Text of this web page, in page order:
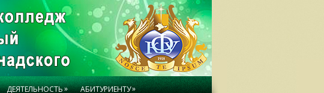
ДЕЯТЕЛЬНОСТЬ» АБИТУРИЕНТУ»